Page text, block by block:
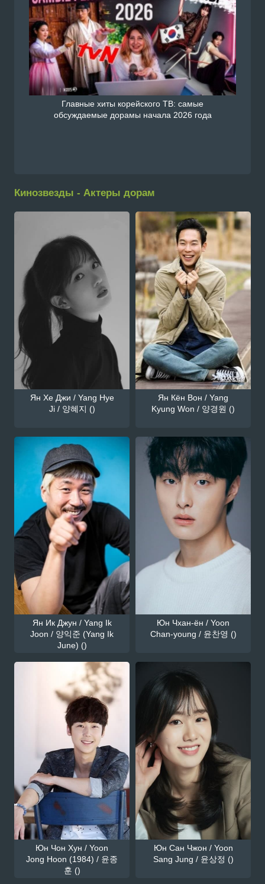
Главные хиты корейского ТВ: самые
обсуждаемые дорамы начала 2026 года
Кинозвезды - Актеры дорам
Ян Хе Джи / Yang Hye
Ji / 양혜지 ()
Ян Кён Вон / Yang
Kyung Won / 양경원 ()
Ян Ик Джун / Yang Ik
Joon / 양익준 (Yang Ik
June) ()
Юн Чхан-ён / Yoon
Chan-young / 윤찬영 ()
Юн Чон Хун / Yoon
Jong Hoon (1984) / 윤종
훈 ()
Юн Сан Чжон / Yoon
Sang Jung / 윤상정 ()